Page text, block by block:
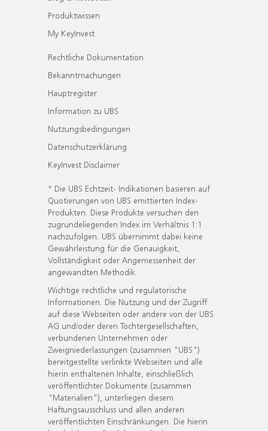
Produktwissen
My KeyInvest
Rechtliche Dokumentation
Bekanntmachungen
Hauptregister
Information zu UBS
Nutzungsbedingungen
Datenschutzerklärung
KeyInvest Disclaimer
* Die UBS Echtzeit- Indikationen basieren auf
Quotierungen von UBS emittierten Index-
Produkten. Diese Produkte versuchen den
zugrundeliegenden Index im Verhältnis 1:1
nachzufolgen. UBS übernimmt dabei keine
Gewährleistung für die Genauigkeit,
Vollständigkeit oder Angemessenheit der
angewandten Methodik.
Wichtige rechtliche und regulatorische
Informationen. Die Nutzung und der Zugriff
auf diese Webseiten oder andere von der UBS
AG und/oder deren Tochtergesellschaften,
verbundenen Unternehmen oder
Zweigniederlassungen (zusammen "UBS")
bereitgestellte verlinkte Webseiten und alle
hierin enthaltenen Inhalte, einschließlich
veröffentlichter Dokumente (zusammen
"Materialien"), unterliegen diesem
Haftungsausschluss und allen anderen
veröffentlichten Einschränkungen. Die hierin